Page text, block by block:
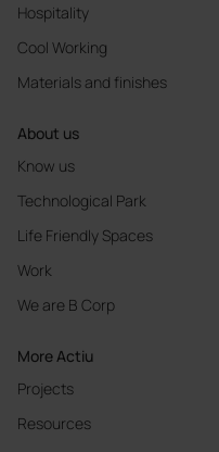
Hospitality
Cool Working
Materials and finishes
About us
Know us
Technological Park
Life Friendly Spaces
Work
We are B Corp
More Actiu
Projects
Resources